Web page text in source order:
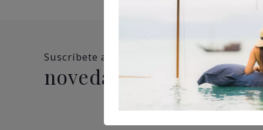
Suscríbete a nuestra newsletter y no te
novedades, ofertas y